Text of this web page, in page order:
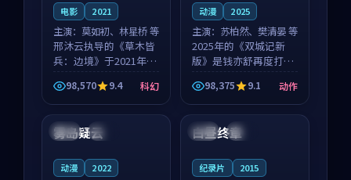
电影 2021
主演： 莫如初、林星桥 等
邢沐云执导的《草木皆
兵：边境》于2021年面
世，泰国的城市气质与
校园青春的人物心境共
同构筑了影片基调。莫
如初、林星桥用细腻的
表演撑起整部科幻电
98,570 9.4 科幻
动漫 2025
主演： 苏柏然、樊清晏 等
2025年的《双城记新
版》是钱亦舒再度打磨
的动作佳作。中国大陆
的取景与沙漠探险的氛
围相互成就，苏柏然与
樊清晏的对手戏自然克
制，让整部影片在悬念
98,375 9.1 动作
中国 院线
雾岛疑云
动漫 2022
法国 院线
白昼终章
纪录片 2015